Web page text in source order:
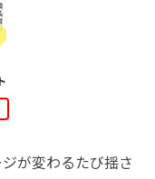
が変わるたび揺さ